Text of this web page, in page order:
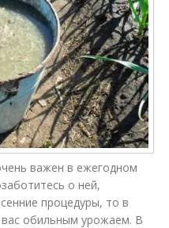
важен в ежегодном
о ней,
процедуры, то в
обильным урожаем. В